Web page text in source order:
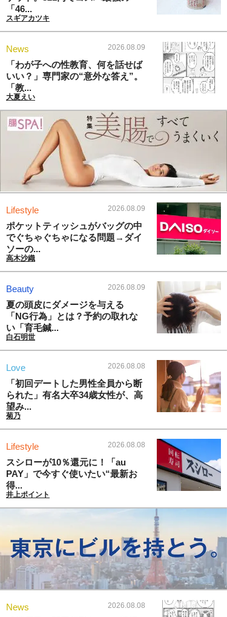
「46...
スギアカツキ
News 2026.08.09
「わが子への性教育、何を話せば
いい？」専門家の“意外な答え”。
「教...
大夏えい
Lifestyle 2026.08.09
ポケットティッシュがバッグの中
でぐちゃぐちゃになる問題→ダイ
ソーの...
高木沙織
Beauty 2026.08.09
夏の頭皮にダメージを与える
「NG行為」とは？予約の取れな
い「育毛鍼...
白石明世
Love 2026.08.08
「初回デートした男性全員から断
られた」有名大卒34歳女性が、高
望み...
菊乃
Lifestyle 2026.08.08
スシローが10％還元に！「au
PAY」で今すぐ使いたい“最新お
得...
井上ポイント
News 2026.08.08